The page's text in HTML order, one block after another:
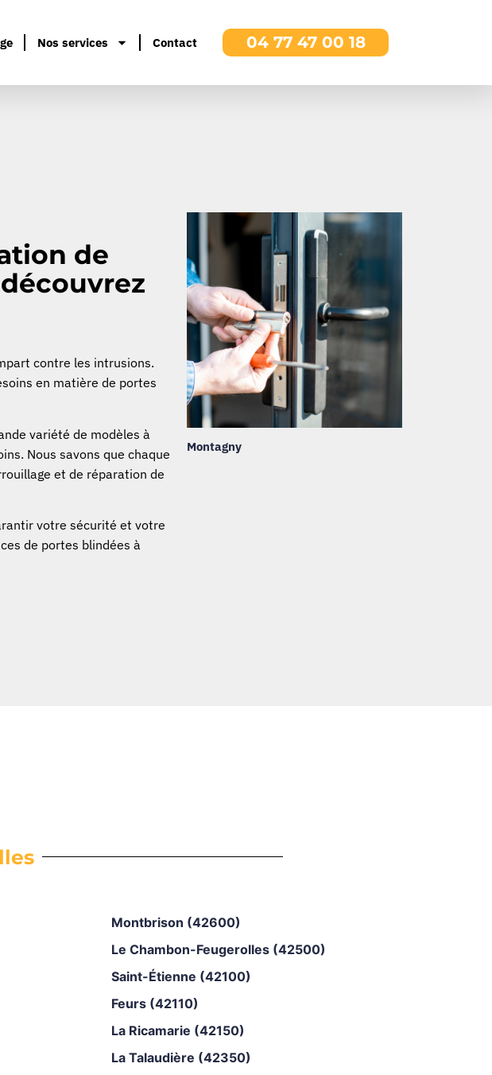
Nos services Contact 04 77 47 00 18
de
contre les intrusions.
en matière de portes
variété de modèles à
Nous savons que chaque
et de réparation de
votre sécurité et votre
de portes blindées à
Montagny
Montbrison (42600)
Le Chambon-Feugerolles (42500)
Saint-Étienne (42100)
Feurs (42110)
La Ricamarie (42150)
La Talaudière (42350)